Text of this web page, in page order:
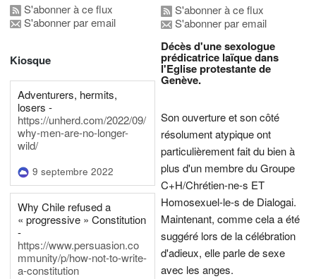
S'abonner à ce flux
S'abonner par email
Kiosque
Adventurers, hermits,
losers -
https://unherd.com/2022/09/
why-men-are-no-longer-
wild/
9 septembre 2022
Why Chile refused a
« progressive » Constitution
-
https://www.persuasion.co
mmunity/p/how-not-to-write-
a-constitution
S'abonner à ce flux
S'abonner par email
Décès d'une sexologue
prédicatrice laïque dans
l'Eglise protestante de
Genève.
Son ouverture et son côté
résolument atypique ont
particulièrement fait du bien à
plus d'un membre du Groupe
C+H/Chrétien-ne-s ET
Homosexuel-le-s de Dialogai.
Maintenant, comme cela a été
suggéré lors de la célébration
d'adieux, elle parle de sexe
avec les anges.